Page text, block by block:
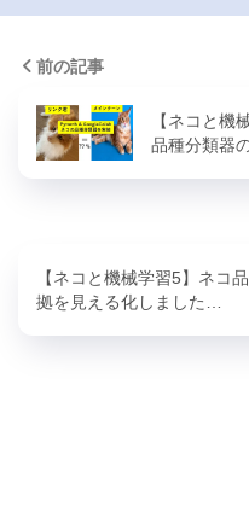
前の記事
【ネコと機
品種分類器
【ネコと機械学習5】ネコ
拠を見える化しました…